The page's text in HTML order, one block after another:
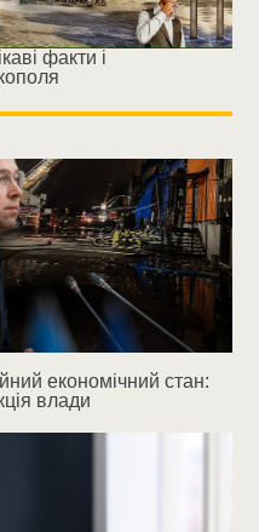
факти і
економічний стан:
влади